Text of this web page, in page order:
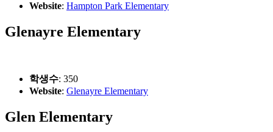
Website: Hampton Park Elementary
Glenayre Elementary
학생수: 350
Website: Glenayre Elementary
Glen Elementary